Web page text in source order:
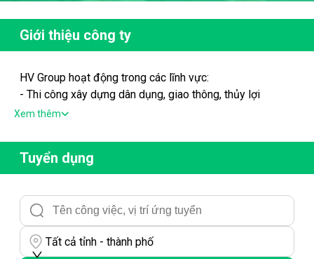
Giới thiệu công ty
HV Group hoạt động trong các lĩnh vực:
- Thi công xây dựng dân dụng, giao thông, thủy lợi
- Xuất nhập khẩu
- Khoáng sản
Xem thêm
Tuyển dụng
Tất cả tỉnh - thành phố